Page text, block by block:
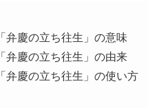
「弁慶の立ち往生」の意味
「弁慶の立ち往生」の由来
「弁慶の立ち往生」の使い方